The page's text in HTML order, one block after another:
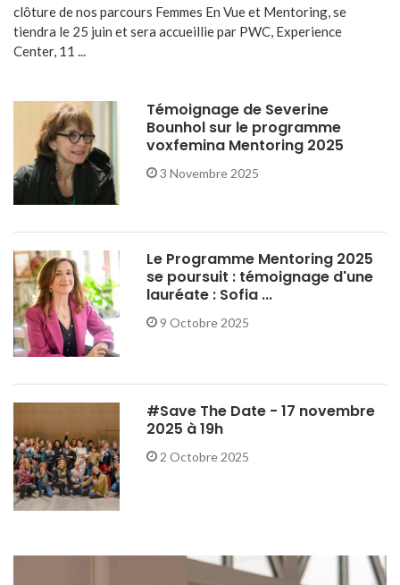
clôture de nos parcours Femmes En Vue et Mentoring, se
tiendra le 25 juin et sera accueillie par PWC, Experience
Center, 11 ...
Témoignage de Severine
Bounhol sur le programme
voxfemina Mentoring 2025
3 Novembre 2025
Le Programme Mentoring 2025
se poursuit : témoignage d'une
lauréate : Sofia ...
9 Octobre 2025
#Save The Date - 17 novembre
2025 à 19h
2 Octobre 2025